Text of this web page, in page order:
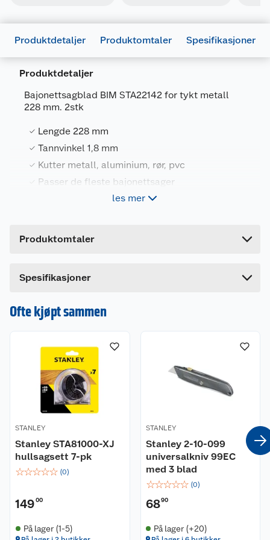
Produktdetaljer Produktomtaler Spesifikasjoner
Produktdetaljer
Bajonettsagblad BIM STA22142 for tykt metall
228 mm. 2stk
Lengde 228 mm
Tannvinkel 1,8 mm
Kutter metall, aluminium, rør, pvc
Passer de fleste bajonettsager
større presisjon og lengre holdbarhet.
les mer
Produktomtaler
Dette produktet har ikke fått noen omtale ennå.
en omtale.
Spesifikasjoner
Generelt
Artikkelnummer
Leverandørens artikkelnummer
STA22142-XJ
Ofte kjøpt sammen
STANLEY
Stanley STA81000-XJ
hullsagsett 7-pk
☆☆☆☆☆ (0)
14900
På lager (1-5)
STANLEY
Stanley 2-10-099
universalkniv 99EC
med 3 blad
☆☆☆☆☆ (0)
6890
På lager (+20)